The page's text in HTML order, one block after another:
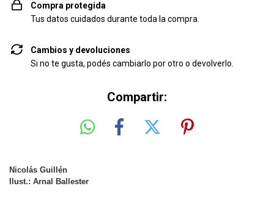
Compra protegida
Tus datos cuidados durante toda la compra.
Cambios y devoluciones
Si no te gusta, podés cambiarlo por otro o devolverlo.
Compartir:
Nicolás Guillén
Ilust.: Arnal Ballester